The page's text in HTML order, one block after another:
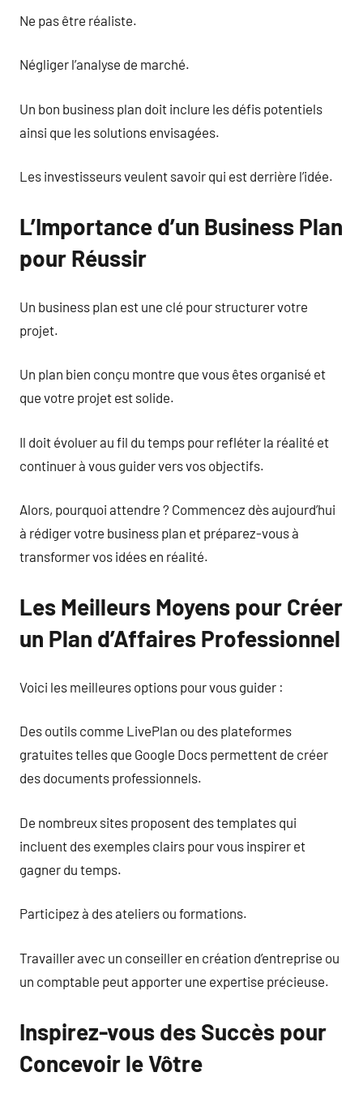
Ne pas être réaliste.
Négliger l’analyse de marché.
Un bon business plan doit inclure les défis potentiels
ainsi que les solutions envisagées.
Les investisseurs veulent savoir qui est derrière l’idée.
L’Importance d’un Business Plan
pour Réussir
Un business plan est une clé pour structurer votre
projet.
Un plan bien conçu montre que vous êtes organisé et
que votre projet est solide.
Il doit évoluer au fil du temps pour refléter la réalité et
continuer à vous guider vers vos objectifs.
Alors, pourquoi attendre ? Commencez dès aujourd’hui
à rédiger votre business plan et préparez-vous à
transformer vos idées en réalité.
Les Meilleurs Moyens pour Créer
un Plan d’Affaires Professionnel
Voici les meilleures options pour vous guider :
Des outils comme LivePlan ou des plateformes
gratuites telles que Google Docs permettent de créer
des documents professionnels.
De nombreux sites proposent des templates qui
incluent des exemples clairs pour vous inspirer et
gagner du temps.
Participez à des ateliers ou formations.
Travailler avec un conseiller en création d’entreprise ou
un comptable peut apporter une expertise précieuse.
Inspirez-vous des Succès pour
Concevoir le Vôtre